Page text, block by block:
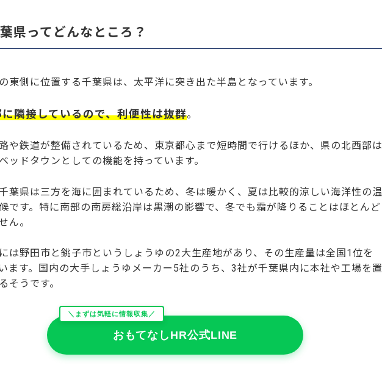
県ってどんなところ？
東側に位置する千葉県は、太平洋に突き出た半島となっています。
隣接しているので、利便性は抜群。
や鉄道が整備されているため、東京都心まで短時間で行けるほか、県の北西部は
ッドタウンとしての機能を持っています。
葉県は三方を海に囲まれているため、冬は暖かく、夏は比較的涼しい海洋性の温
です。特に南部の南房総沿岸は黒潮の影響で、冬でも霜が降りることはほとんど
ん。
は野田市と銚子市というしょうゆの2大生産地があり、その生産量は全国1位を
ます。国内の大手しょうゆメーカー5社のうち、3社が千葉県内に本社や工場を置
そうです。
＼まずは気軽に情報収集／
おもてなしHR公式LINE